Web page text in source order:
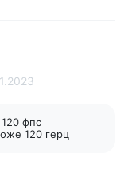
фпс
120 герц